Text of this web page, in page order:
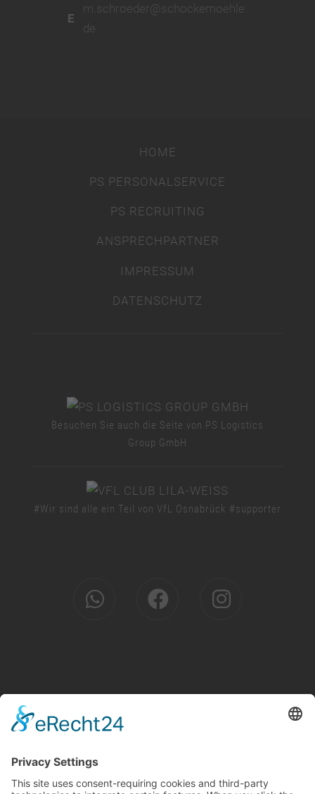
E
m.schroeder@schockemoehle.
de
HOME
PS PERSONALSERVICE
PS RECRUITING
ANSPRECHPARTNER
IMPRESSUM
DATENSCHUTZ
Besuchen Sie auch die Seite von PS Logistics
Group GmbH
#Wir sind alle ein Teil von VfL Osnabrück #supporter